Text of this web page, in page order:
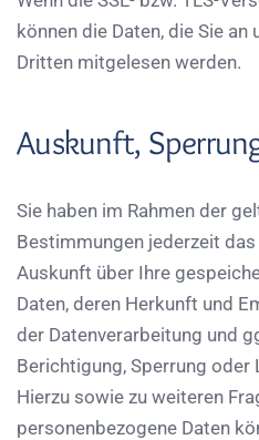
können die Daten, die Sie
Dritten mitgelesen werden.
Auskunft,
Sie haben im Rahmen der
Bestimmungen jederzeit
Auskunft über Ihre
Daten, deren Herkunft und
der Datenverarbeitung und
Berichtigung, Sperrung oder
Hierzu sowie zu weiteren
personenbezogene Daten